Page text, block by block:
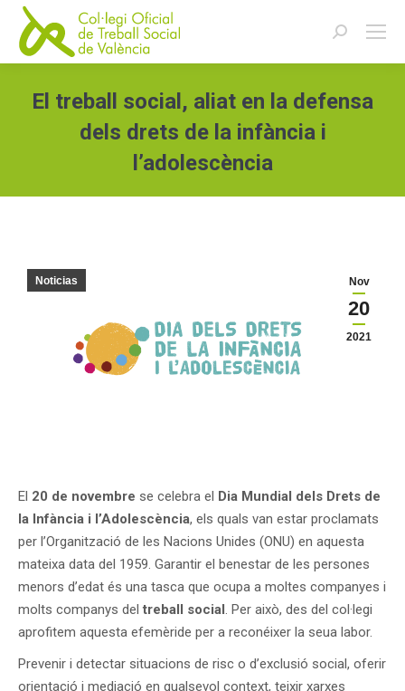
Buscar:
El treball social, aliat en la defensa
dels drets de la infància i
l’adolescència
Nov
20
2021
Noticias
El 20 de novembre se celebra el Dia Mundial dels Drets de
la Infància i l’Adolescència, els quals van estar proclamats
per l’Organització de les Nacions Unides (ONU) en aquesta
mateixa data del 1959. Garantir el benestar de les persones
menors d’edat és una tasca que ocupa a moltes companyes i
molts companys del treball social. Per això, des del col·legi
aprofitem aquesta efemèride per a reconéixer la seua labor.
Prevenir i detectar situacions de risc o d’exclusió social, oferir
orientació i mediació en qualsevol context, teixir xarxes